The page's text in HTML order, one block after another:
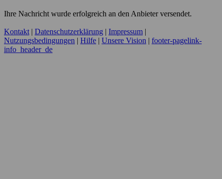
Ihre Nachricht wurde erfolgreich an den Anbieter versendet.
Kontakt| Datenschutzerklärung Impressum
Nutzungsbedingungen
Hilfe Unsere Vision
footer-pagelink-
info_header_de